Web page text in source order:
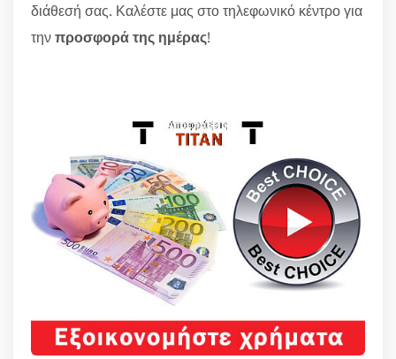
διάθεσή σας. Καλέστε μας στο τηλεφωνικό κέντρο για
τηνπροσφορά της ημέρας!